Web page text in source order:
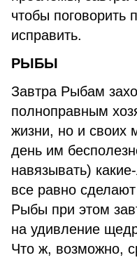
чтобы поговорить
исправить.
РЫБЫ
Завтра Рыбам
полноправным
жизни, но и своих
день им
навязывать)
все равно
Рыбы при этом
на удивление
Что ж, возможно,